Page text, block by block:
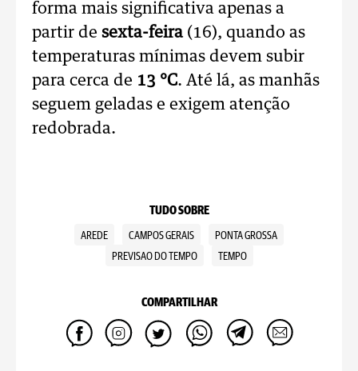
forma mais significativa apenas a
partir de sexta-feira (16), quando as
temperaturas mínimas devem subir
para cerca de 13 °C. Até lá, as manhãs
seguem geladas e exigem atenção
redobrada.
TUDO SOBRE
AREDE CAMPOS GERAIS
PONTA GROSSA
PREVISAO DO TEMPO
TEMPO
COMPARTILHAR